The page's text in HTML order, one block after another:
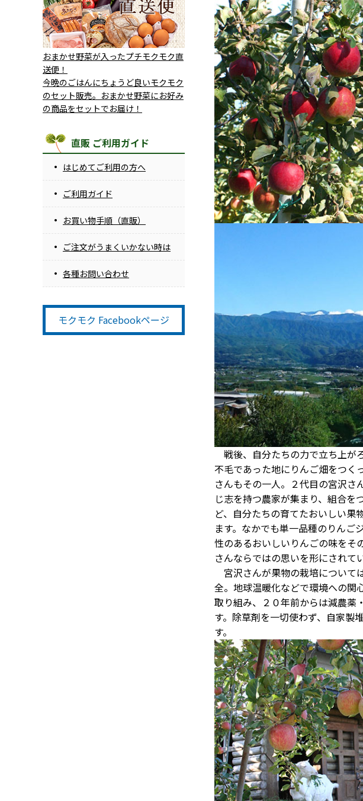
戦後、自分たちの力で立ち上が
不毛であった地にりんご畑をつく
さんもその一人。２代目の宮沢さ
じ志を持つ農家が集まり、組合を
ど、自分たちの育てたおいしい果
ます。なかでも単一品種のりんご
性のあるおいしいりんごの味をそ
さんならではの思いを形にされて
宮沢さんが果物の栽培について
全。地球温暖化などで環境への関
取り組み、２０年前からは減農薬
す。除草剤を一切使わず、自家製
す。
おまかせ野菜が入ったプチモクモク直
送便！
今晩のごはんにちょうど良いモクモク
のセット販売。おまかせ野菜にお好み
の商品をセットでお届け！
直販 ご利用ガイド
はじめてご利用の方へ
ご利用ガイド
お買い物手順（直販）
ご注文がうまくいかない時は
各種お問い合わせ
モクモク Facebookページ